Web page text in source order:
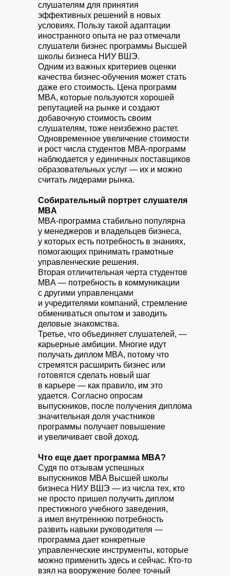
слушателям для принятия
эффективных решений в новых
условиях. Пользу такой адаптации
иностранного опыта не раз отмечали
слушатели бизнес программы Высшей
школы бизнеса НИУ ВШЭ.
Одним из важных критериев оценки
качества бизнес-обучения может стать
даже его стоимость. Цена программ
MBA, которые пользуются хорошей
репутацией на рынке и создают
добавочную стоимость своим
слушателям, тоже неизбежно растет.
Одновременное увеличение стоимости
и рост числа студентов MBA-программ
наблюдается у единичных поставщиков
образовательных услуг — их и можно
считать лидерами рынка.
Собирательный портрет слушателя
MBA
MBA-программа стабильно популярна
у менеджеров и владельцев бизнеса,
у которых есть потребность в знаниях,
помогающих принимать грамотные
управленческие решения.
Вторая отличительная черта студентов
MBA — потребность в коммуникации
с другими управленцами
и учредителями компаний, стремление
обмениваться опытом и заводить
деловые знакомства.
Третье, что объединяет слушателей, —
карьерные амбиции. Многие идут
получать диплом MBA, потому что
стремятся расширить бизнес или
готовятся сделать новый шаг
в карьере — как правило, им это
удается. Согласно опросам
выпускников, после получения диплома
значительная доля участников
программы получает повышение
и увеличивает свой доход.
Что еще дает программа MBA?
Судя по отзывам успешных
выпускников MBA Высшей школы
бизнеса НИУ ВШЭ — из числа тех, кто
не просто пришел получить диплом
престижного учебного заведения,
а имел внутреннюю потребность
развить навыки руководителя —
программа дает конкретные
управленческие инструменты, которые
можно применить здесь и сейчас. Кто-то
взял на вооружение более точный